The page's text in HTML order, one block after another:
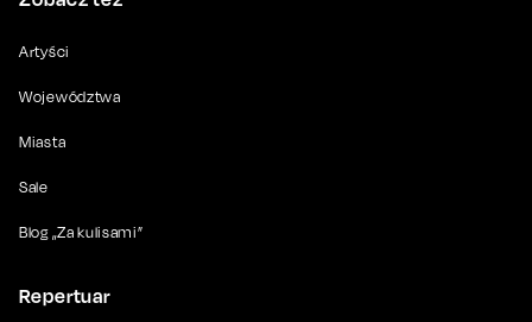
Artyści
Województwa
Miasta
Sale
Blog „Za kulisami”
Repertuar